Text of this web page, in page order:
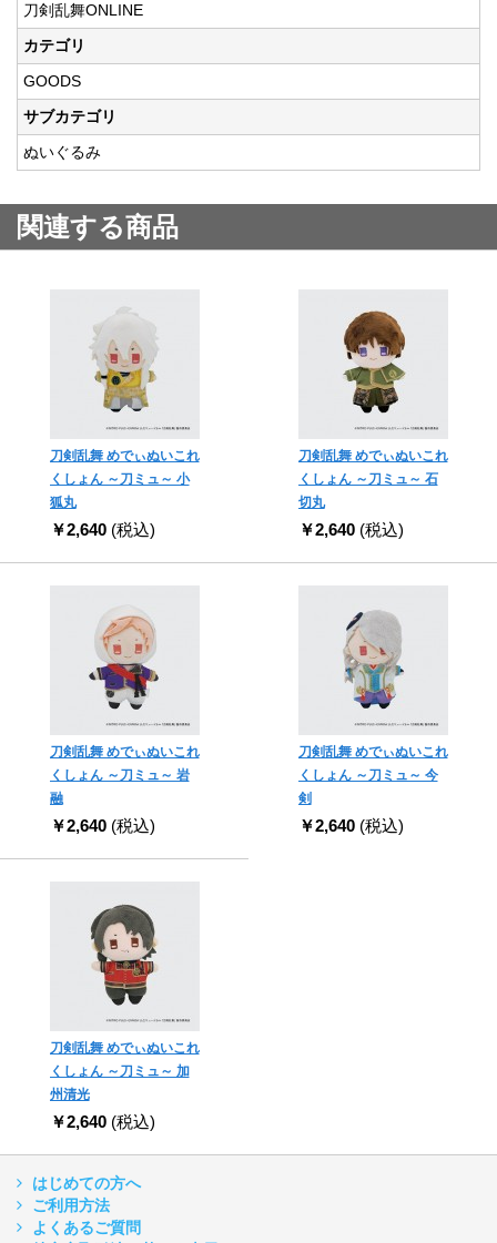
刀剣乱舞ONLINE
カテゴリ
GOODS
サブカテゴリ
ぬいぐるみ
関連する商品
刀剣乱舞 めでぃぬいこれ
くしょん ～刀ミュ～ 小
狐丸
￥2,640 (税込)
刀剣乱舞 めでぃぬいこれ
くしょん ～刀ミュ～ 石
切丸
￥2,640 (税込)
刀剣乱舞 めでぃぬいこれ
くしょん ～刀ミュ～ 岩
融
￥2,640 (税込)
刀剣乱舞 めでぃぬいこれ
くしょん ～刀ミュ～ 今
剣
￥2,640 (税込)
刀剣乱舞 めでぃぬいこれ
くしょん ～刀ミュ～ 加
州清光
￥2,640 (税込)
はじめての方へ
ご利用方法
よくあるご質問